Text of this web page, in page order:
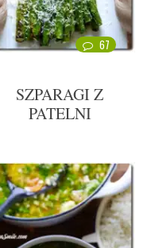
67
SZPARAGI Z
PATELNI